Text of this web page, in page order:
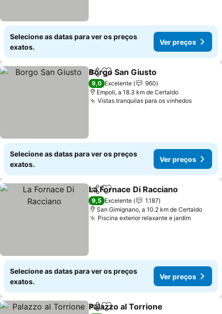
Selecione as datas para ver os preços
exatos.
Ver preços
PartilharAdicionar aos favoritos
Borgo San Giusto
9,0 Excelente
960
Empoli, a 18.3 km de Certaldo
Vistas tranquilas para os vinhedosVer
Selecione as datas para ver os preços
exatos.
Ver preços
PartilharAdicionar aos favoritos
La Fornace Di Racciano
9,5 Excelente
1.187
San Gimignano, a 10.2 km de Certaldo
Piscina exterior relaxante e jardimVer
Selecione as datas para ver os preços
exatos.
Ver preços
PartilharAdicionar aos favoritos
Palazzo al Torrione